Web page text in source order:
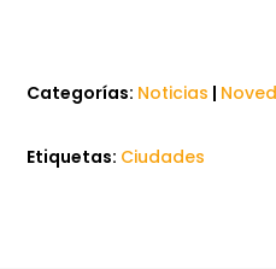
Categorías: Noticias |
Etiquetas: Ciudades